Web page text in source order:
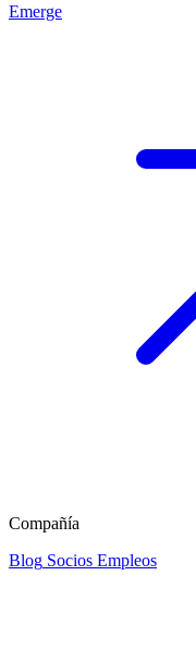
Emerge
Compañía
Blog Socios Empleos